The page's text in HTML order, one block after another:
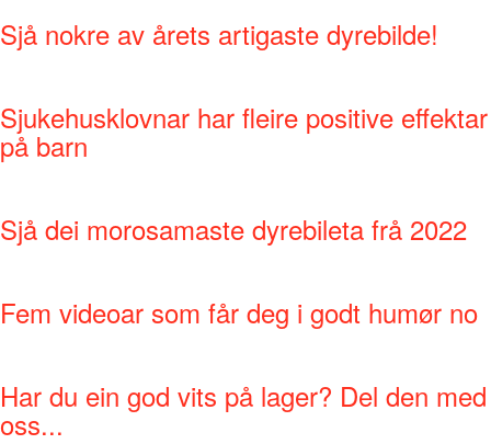
Sjå nokre av årets artigaste dyrebilde!
Sjukehusklovnar har fleire positive effektar
på barn
Sjå dei morosamaste dyrebileta frå 2022
Fem videoar som får deg i godt humør no
Har du ein god vits på lager? Del den med
oss...